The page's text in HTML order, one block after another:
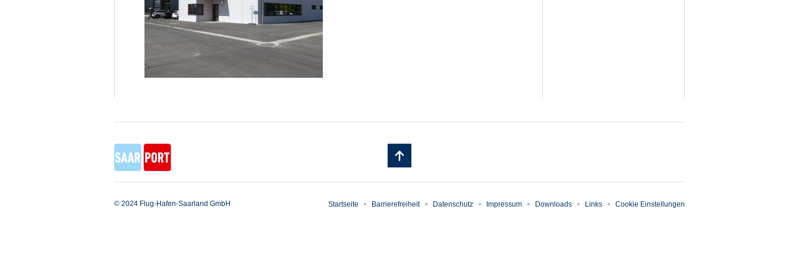
© 2024 Flug-Hafen-Saarland GmbH Startseite Barrierefreiheit Datenschutz Impressum Downloads Links Cookie Einstellungen